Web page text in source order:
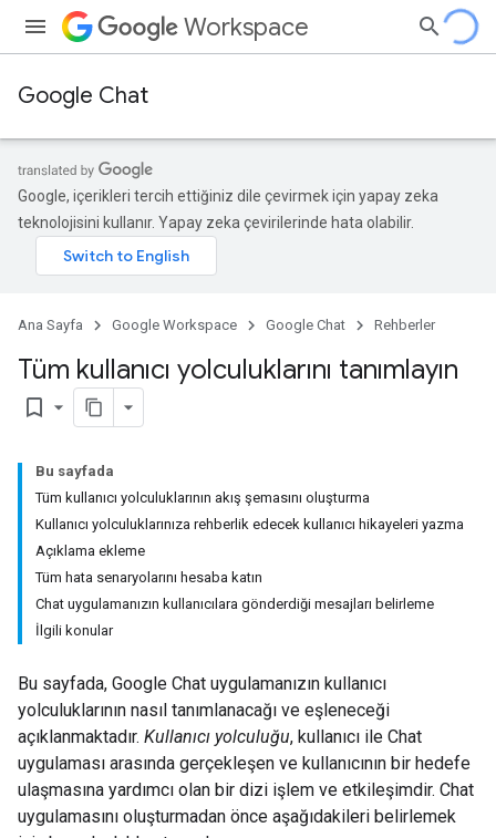
Workspace
Google Chat
Google, içerikleri tercih ettiğiniz dile çevirmek için yapay zeka
teknolojisini kullanır. Yapay zeka çevirilerinde hata olabilir.
Ana Sayfa Google Workspace Google Chat Rehberler
Tüm kullanıcı yolculuklarını tanımlayın
bookmark_border
Bu sayfada
Tüm kullanıcı yolculuklarının akış şemasını oluşturma
Kullanıcı yolculuklarınıza rehberlik edecek kullanıcı hikayeleri yazma
Açıklama ekleme
Tüm hata senaryolarını hesaba katın
Chat uygulamanızın kullanıcılara gönderdiği mesajları belirleme
İlgili konular
Bu sayfada, Google Chat uygulamanızın kullanıcı
yolculuklarının nasıl tanımlanacağı ve eşleneceği
açıklanmaktadır. Kullanıcı yolculuğu, kullanıcı ile Chat
uygulaması arasında gerçekleşen ve kullanıcının bir hedefe
ulaşmasına yardımcı olan bir dizi işlem ve etkileşimdir. Chat
uygulamasını oluşturmadan önce aşağıdakileri belirlemek